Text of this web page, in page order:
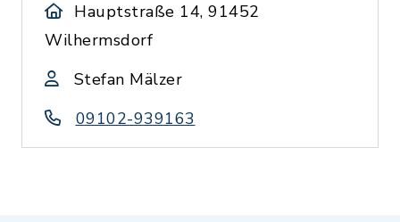
Hauptstraße 14, 91452
Wilhermsdorf
Stefan Mälzer
09102-939163